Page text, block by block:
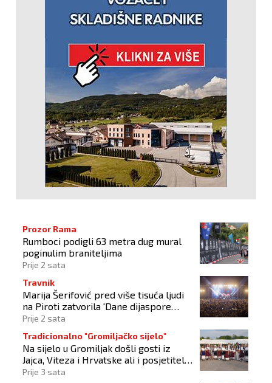
Prozor Rama
Rumboci podigli 63 metra dug mural
poginulim braniteljima
Prije 2 sata
Travnik
Marija Šerifović pred više tisuća ljudi
na Piroti zatvorila 'Dane dijaspore
2026'
Prije 2 sata
Tradicionalno "Gromiljačko sijelo"
Na sijelo u Gromiljak došli gosti iz
Jajca, Viteza i Hrvatske ali i posjetitelji
od Austrije do Australije
Prije 3 sata